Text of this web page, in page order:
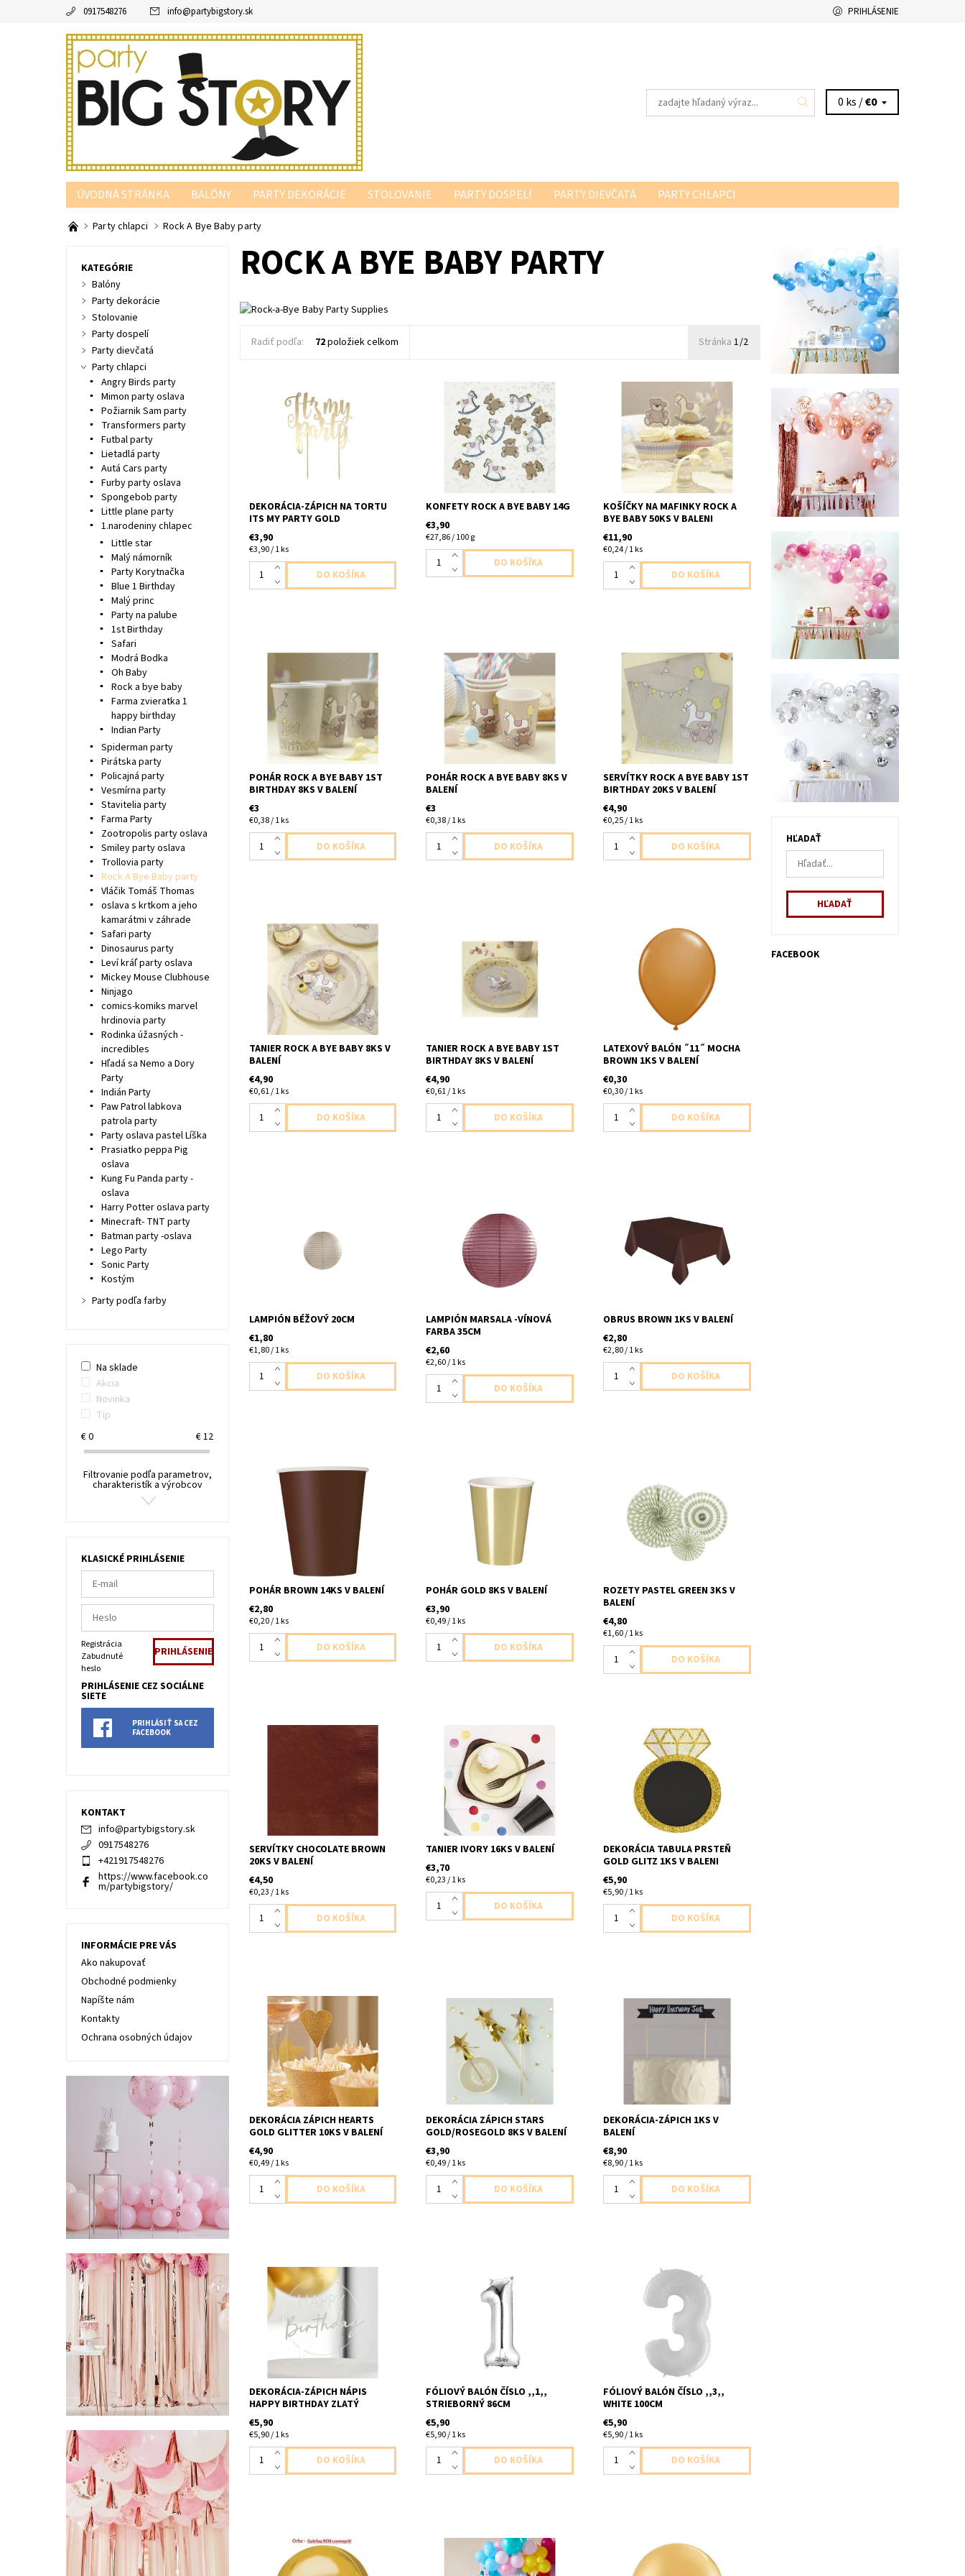
0917548276 info@partybigstory.sk PRIHLÁSENIE
0 ks /€0
ÚVODNÁ STRÁNKA BALÓNY PARTY DEKORÁCIE STOLOVANIE PARTY DOSPELÍ PARTY DIEVČATÁ
PARTY CHLAPCI
PARTY PODĽA FARBY
Party chlapci Rock A Bye Baby party
ROCK A BYE BABY PARTY
Radiť podľa: 72položiek celkom Stránka 1/2
papierovy zapich zlaty 1ks v
baleni výška cca 20,5cm
DEKORÁCIA-ZÁPICH NA TORTU
ITS MY PARTY GOLD
€3,90
€3,90 / 1 ks
papierovo plastove konfety Rock
a bye Baby 14g
KONFETY ROCK A BYE BABY 14G
€3,90
€27,86 / 100 g
25x košíček ružovo/žltý 25x
košíček modro/žltý 10x
napichovatko koník 10x
napichovatko macík
KOŠÍČKY NA MAFINKY ROCK A
BYE BABY 50KS V BALENI
€11,90
€0,24 / 1 ks
papierovy pohar 1. narodeniny
8ks v baleni velkost 200ml
POHÁR ROCK A BYE BABY 1ST
BIRTHDAY 8KS V BALENÍ
€3
€0,38 / 1 ks
papierový pohár rock a bye baby
8ks v baleni velkost 200ml
POHÁR ROCK A BYE BABY 8KS V
BALENÍ
€3
€0,38 / 1 ks
papierove servitky 3vrstvove
20ks v balení velkost 25x25cm
SERVÍTKY ROCK A BYE BABY 1ST
BIRTHDAY 20KS V BALENÍ
€4,90
€0,25 / 1 ks
papierový tanier 8ks v balení
velkost 23cm
TANIER ROCK A BYE BABY 8KS V
BALENÍ
€4,90
€0,61 / 1 ks
papierový tanier 1. narodeniny
8ks v balení velkost 23cm
TANIER ROCK A BYE BABY 1ST
BIRTHDAY 8KS V BALENÍ
€4,90
€0,61 / 1 ks
latexovy balon kavovo hneda 1ks
v balení veľkosť 28cm dodavame
nenafukany
LATEXOVÝ BALÓN ˝11˝ MOCHA
BROWN 1KS V BALENÍ
€0,30
€0,30 / 1 ks
kovovou vystuhou vhodne na
omotanie led svetielkami 1ks v
baleni velkost 20cm
LAMPIÓN BÉŽOVÝ 20CM
€1,80
€1,80 / 1 ks
papierový lampión vinova farba s
kovovou vystuhou vhodne na
omotanie led svietielok 1ks v
baleni velkost 35cm
LAMPIÓN MARSALA -VÍNOVÁ
FARBA 35CM
€2,60
€2,60 / 1 ks
plastovy obrus hnedy 1ks v baleni
velkost 1,37 x 2,74m
OBRUS BROWN 1KS V BALENÍ
€2,80
€2,80 / 1 ks
papierový pohár hneda 14ks v
baleni velkost 270ml
POHÁR BROWN 14KS V BALENÍ
€2,80
€0,20 / 1 ks
pohár papierový zlaty leskly 8ks v
baleni velkost 355ml
POHÁR GOLD 8KS V BALENÍ
€3,90
€0,49 / 1 ks
Rozetky papierové patelova
zelena 3ks v baleni velkost
1x40cm 1x32cm 1x23cm)
ROZETY PASTEL GREEN 3KS V
BALENÍ
€4,80
€1,60 / 1 ks
Papierové servítky cokoladovo
SERVÍTKY CHOCOLATE BROWN
20KS V BALENÍ
€4,50
€0,23 / 1 ks
papierovy tanier slonia kost 16ks
v balení velkost 21,9cm
TANIER IVORY 16KS V BALENÍ
€3,70
€0,23 / 1 ks
plastova dekoracia možnosť
písania vlastného textu 1ks v
baleni velkost 25,4x30,4cm
DEKORÁCIA TABULA PRSTEŇ
GOLD GLITZ 1KS V BALENI
€5,90
€5,90 / 1 ks
papierovy zapich srdcia zlata
trblietava do mafin atd 10ks v
balení dlzka 10,5cm
DEKORÁCIA ZÁPICH HEARTS
GOLD GLITTER 10KS V BALENÍ
€4,90
€0,49 / 1 ks
papierovy zapich/ozdoba do
Candy Baru,na drink, na mafin atd
zlata,zlatoruzova 8ks v balení
dĺžka 19cm
DEKORÁCIA ZÁPICH STARS
GOLD/ROSEGOLD 8KS V BALENÍ
€3,90
€0,49 / 1 ks
zapich moznost napisat tex aky
17x3cm
DEKORÁCIA-ZÁPICH 1KS V
BALENÍ
€8,90
€8,90 / 1 ks
plastový zápich biely stastne
narodeniny 1ks v baleni velkost
18x12cm
DEKORÁCIA-ZÁPICH NÁPIS
HAPPY BIRTHDAY ZLATÝ
€5,90
€5,90 / 1 ks
foliovy balon cislo ,,1,, strieborny
1ks v baleni velkost cc 86cm
dodavame nenafukany
FÓLIOVÝ BALÓN ČÍSLO ,,1,,
STRIEBORNÝ 86CM
€5,90
€5,90 / 1 ks
foliove cislo ,,3,, biele 1ks v baleni
+ slamka velkost pred nafukanim
100cm po cca 85cm dodavame
FÓLIOVÝ BALÓN ČÍSLO ,,3,,
WHITE 100CM
€5,90
€5,90 / 1 ks
fóliový balón orbz okrúhly zlatý
foliove pismena Happy birthday v
Latexovy balon kovova zlata 1ks v
KATEGÓRIE
Balóny
Party dekorácie
Stolovanie
Party dospelí
Party dievčatá
Party chlapci
Angry Birds party
Mimon party oslava
Požiarnik Sam party
Transformers party
Futbal party
Lietadlá party
Autá Cars party
Furby party oslava
Spongebob party
Little plane party
1.narodeniny chlapec
Little star
Malý námorník
Party Korytnačka
Blue 1 Birthday
Malý princ
Party na palube
1st Birthday
Safari
Modrá Bodka
Oh Baby
Rock a bye baby
Farma zvieratka 1
happy birthday
Indian Party
Spiderman party
Pirátska party
Policajná party
Vesmírna party
Stavitelia party
Farma Party
Zootropolis party oslava
Smiley party oslava
Trollovia party
Rock A Bye Baby party
Vláčik Tomáš Thomas
oslava s krtkom a jeho
kamarátmi v záhrade
Safari party
Dinosaurus party
Leví kráľ party oslava
Mickey Mouse Clubhouse
Ninjago
comics-komiks marvel
hrdinovia party
Rodinka úžasných -
incredibles
Hľadá sa Nemo a Dory
Party
Indián Party
Paw Patrol labkova
patrola party
Party oslava pastel Líška
Prasiatko peppa Pig
oslava
Kung Fu Panda party -
oslava
Harry Potter oslava party
Minecraft- TNT party
Batman party -oslava
Lego Party
Sonic Party
Kostým
Party podľa farby
Na sklade
Akcia
Novinka
Tip
€0 €12
Filtrovanie podľa parametrov,
charakteristík a výrobcov
KLASICKÉ PRIHLÁSENIE
Registrácia
Zabudnuté
heslo
PRIHLÁSENIE CEZ SOCIÁLNE
SIETE
PRIHLÁSIŤ SA CEZ
FACEBOOK
KONTAKT
info@partybigstory.sk
0917548276
+421917548276
https://www.facebook.co
m/partybigstory/
INFORMÁCIE PRE VÁS
Ako nakupovať
Obchodné podmienky
Napíšte nám
Kontakty
Ochrana osobných údajov
HĽADAŤ
FACEBOOK